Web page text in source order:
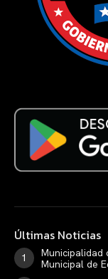
Últimas Noticias
Municipalidad
Municipal de